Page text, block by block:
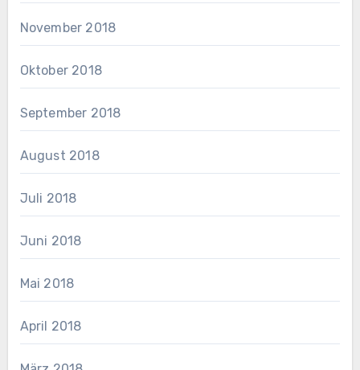
November 2018
Oktober 2018
September 2018
August 2018
Juli 2018
Juni 2018
Mai 2018
April 2018